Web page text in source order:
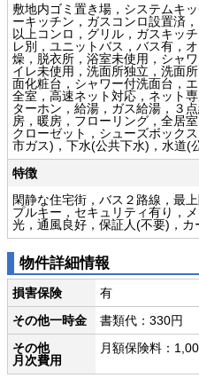
敷地内ゴミ置き場，システムキ
ーキッチン，ガスコンロ設置済
以上コンロ，グリル，ガスキッ
レ別，ユニットバス，バス有，
燥，脱衣所，浴室未使用，シャ
イレ未使用，洗面所独立，洗面
面化粧台，シャワー付洗面台，
全室，高速ネット対応，ネット
ターホン，給湯，ガス給湯，３
房，暖房，フローリング，全居
クローゼット，シューズボック
市ガス)，下水(公共下水)，水道(
特徴
閑静な住宅街，バス２路線，最
プルキー，セキュリティ有り，
光，通風良好，保証人(不要)，
物件詳細情報
損害保険
有
その他一時金
書類代：330円
その他
月次費用
月額保険料：